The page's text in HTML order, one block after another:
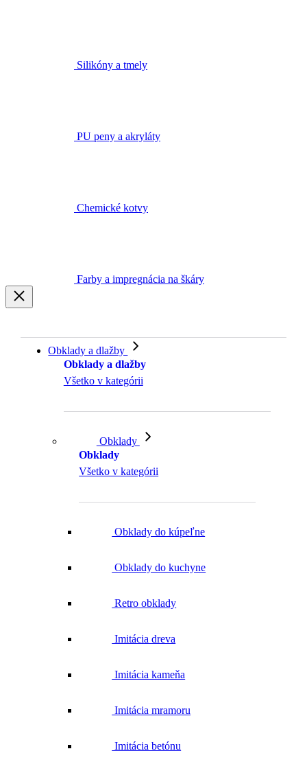
Silikóny a tmely
PU peny a akryláty
Chemické kotvy
Farby a impregnácia na škáry
Obklady a dlažby
Obklady a dlažby
Všetko v kategórii
Obklady
Obklady
Všetko v kategórii
Obklady do kúpeľne
Obklady do kuchyne
Retro obklady
Imitácia dreva
Imitácia kameňa
Imitácia mramoru
Imitácia betónu